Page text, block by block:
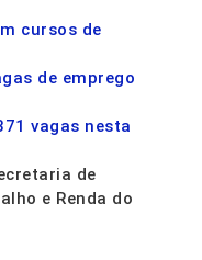
cursos de
de emprego
vagas nesta
de
e Renda do